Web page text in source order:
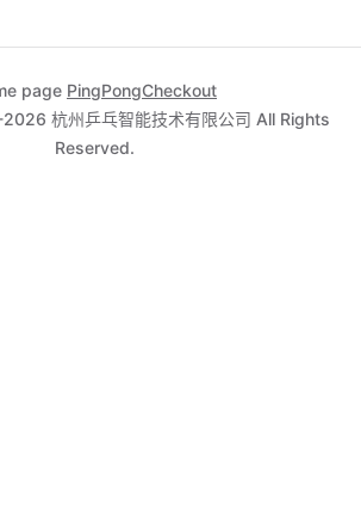
page PingPongCheckout
杭州乒乓智能技术有限公司 All Rights
Reserved.